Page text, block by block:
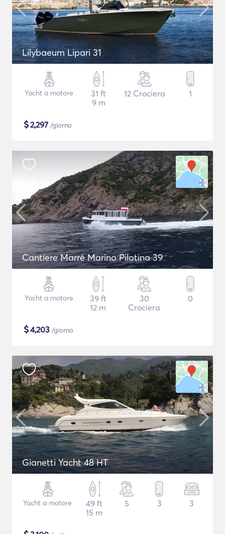
Lilybaeum Lipari 31
Yacht a motore
31 ft
9 m
12 Crociera 1
$2,297 /giorno
Cantiere Marrè Marino Pilotina 39
Yacht a motore
39 ft
12 m
30
Crociera
0
$4,203 /giorno
Gianetti Yacht 48 HT
Yacht a motore
49 ft
15 m
5 3 3